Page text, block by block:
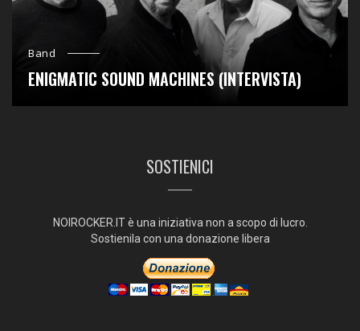
Band
ENIGMATIC SOUND MACHINES (INTERVISTA)
SOSTIENICI
NOIROCKER.IT è una iniziativa non a scopo di lucro.
Sostienila con una donazione libera